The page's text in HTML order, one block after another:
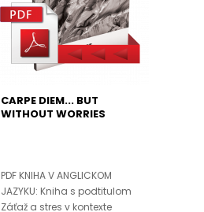
CARPE DIEM... BUT
WITHOUT WORRIES
PDF KNIHA V ANGLICKOM
JAZYKU: Kniha s podtitulom
Záťaž a stres v kontexte